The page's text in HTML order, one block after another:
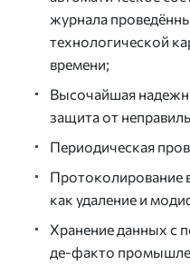
журнала
технологической
времени;
Высочайшая
защита от
Периодическая
Протоколирование
как удаление и
Хранение данных с
де-факто